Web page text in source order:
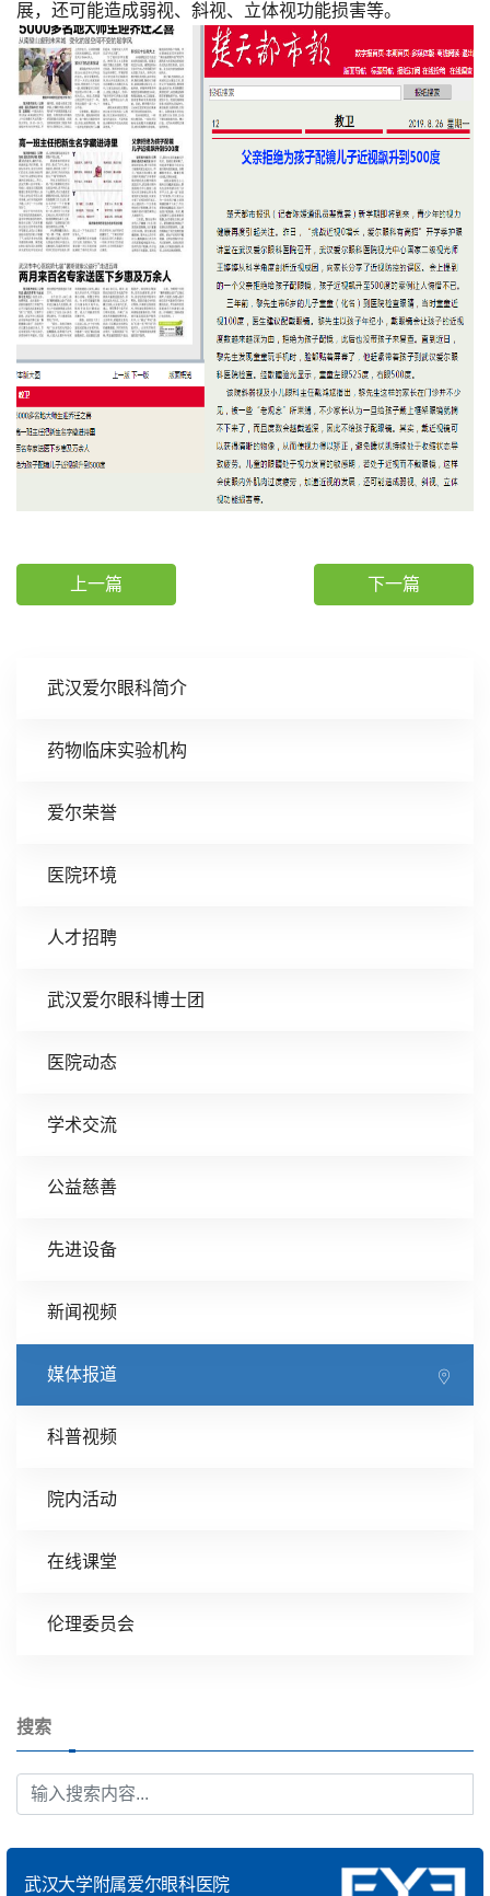
武汉爱尔眼科简介
药物临床实验机构
爱尔荣誉
医院环境
人才招聘
武汉爱尔眼科博士团
医院动态
学术交流
公益慈善
先进设备
新闻视频
媒体报道
科普视频
院内活动
在线课堂
伦理委员会
搜索
展，还可能造成弱视、斜视、立体视功能损害等。
上一篇 下一篇
武汉大学附属爱尔眼科医院